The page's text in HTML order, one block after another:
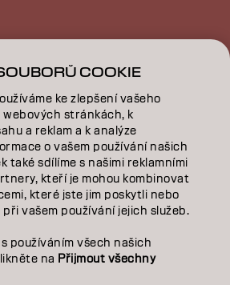
NÁS
COOKIE
ke zlepšení vašeho
stránkách, k
a reklam a k analýze
o vašem používání našich
také sdílíme s našimi reklamními
kteří je mohou kombinovat
které jste jim poskytli nebo
vašem používání jejich služeb.
používáním všech našich
na Přijmout všechny